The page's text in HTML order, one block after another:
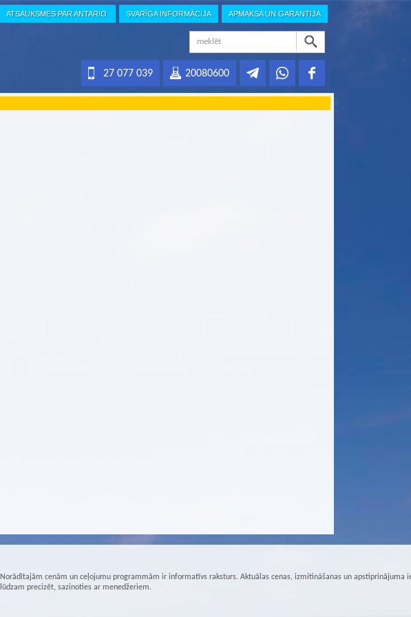
ATSAUKSMES PAR ANTARIO SVARĪGA INFORMĀCIJA APMAKSA UN GARANTIJA
20080600
27 077 039
Norādītajām cenām un ceļojumu programmām ir informatīvs raksturs. Aktuālas cenas, izmitināšanas un apstiprinājuma
lūdzam precizēt, sazinoties ar menedžeriem.